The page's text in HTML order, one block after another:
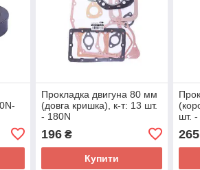
Прокладка двигуна 80 мм
(довга кришка), к-т: 13 шт.
- 180N
196₴
Купити
шт.
265